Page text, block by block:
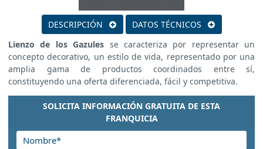
DESCRIPCIÓN
DATOS TÉCNICOS
Lienzo de los Gazules se caracteriza por representar un
concepto decorativo, un estilo de vida, representado por una
amplia gama de productos coordinados entre sí,
constituyendo una oferta diferenciada, fácil y competitiva.
SOLICITA INFORMACIÓN GRATUITA DE ESTA
FRANQUICIA